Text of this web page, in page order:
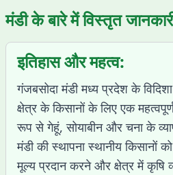
मंडी के बारे में विस्तृत
इतिहास और महत्व:
गंजबसोदा मंडी मध्य प्रदेश के
क्षेत्र के किसानों के लिए एक
रूप से गेहूं, सोयाबीन और चना के
मंडी की स्थापना स्थानीय किसानों
मूल्य प्रदान करने और क्षेत्र में कृषि